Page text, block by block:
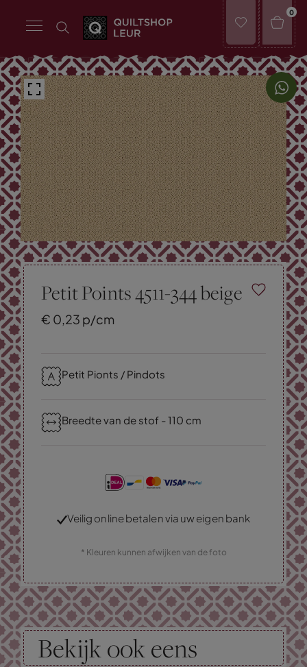
0
Petit Points 4511-344 beige
€ 0,23 p/cm
Petit Pionts / Pindots
Breedte van de stof - 110 cm
Veilig online betalen via uw eigen bank
* Kleuren kunnen afwijken van de foto
Bekijk ook eens